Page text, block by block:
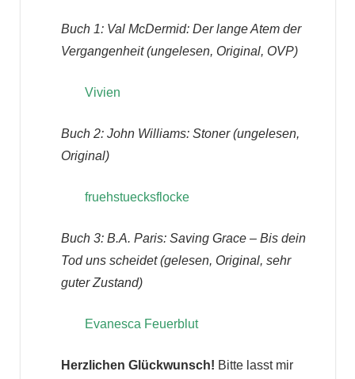
Buch 1: Val McDermid: Der lange Atem der
Vergangenheit(ungelesen, Original, OVP)
Vivien
Buch 2: John Williams: Stoner (ungelesen,
Original)
fruehstuecksflocke
Buch 3: B.A. Paris: Saving Grace – Bis dein
Tod uns scheidet(gelesen, Original, sehr
guter Zustand)
Evanesca Feuerblut
Herzlichen Glückwunsch! Bitte lasst mir